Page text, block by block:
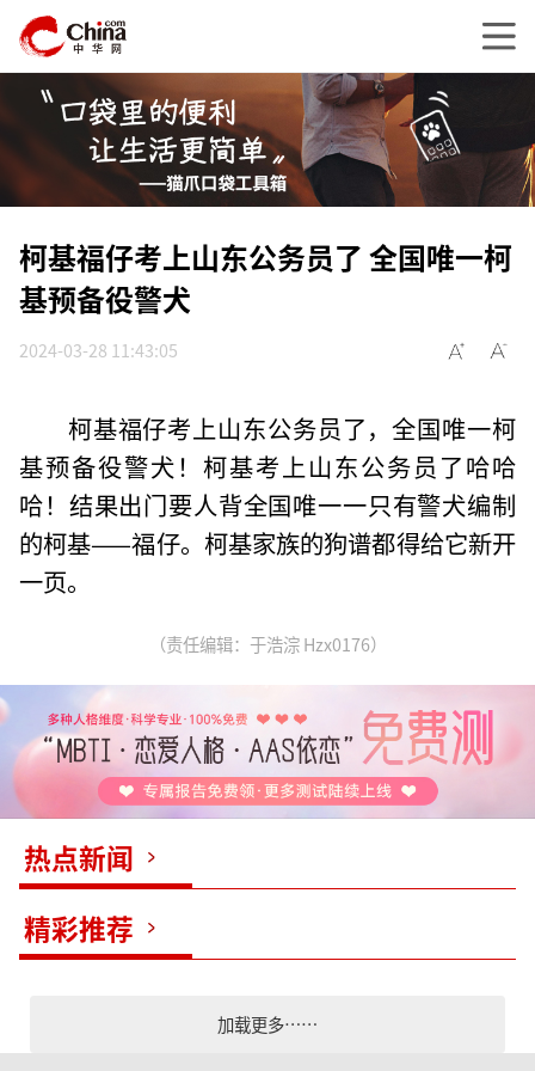
柯基福仔考上山东公务员了 全国唯一柯
基预备役警犬
2024-03-28 11:43:05
柯基福仔考上山东公务员了，全国唯一柯
基预备役警犬！柯基考上山东公务员了哈哈
哈！结果出门要人背全国唯一一只有警犬编制
的柯基——福仔。柯基家族的狗谱都得给它新开
一页。
（责任编辑：于浩淙 Hzx0176）
热点新闻
精彩推荐
加载更多……